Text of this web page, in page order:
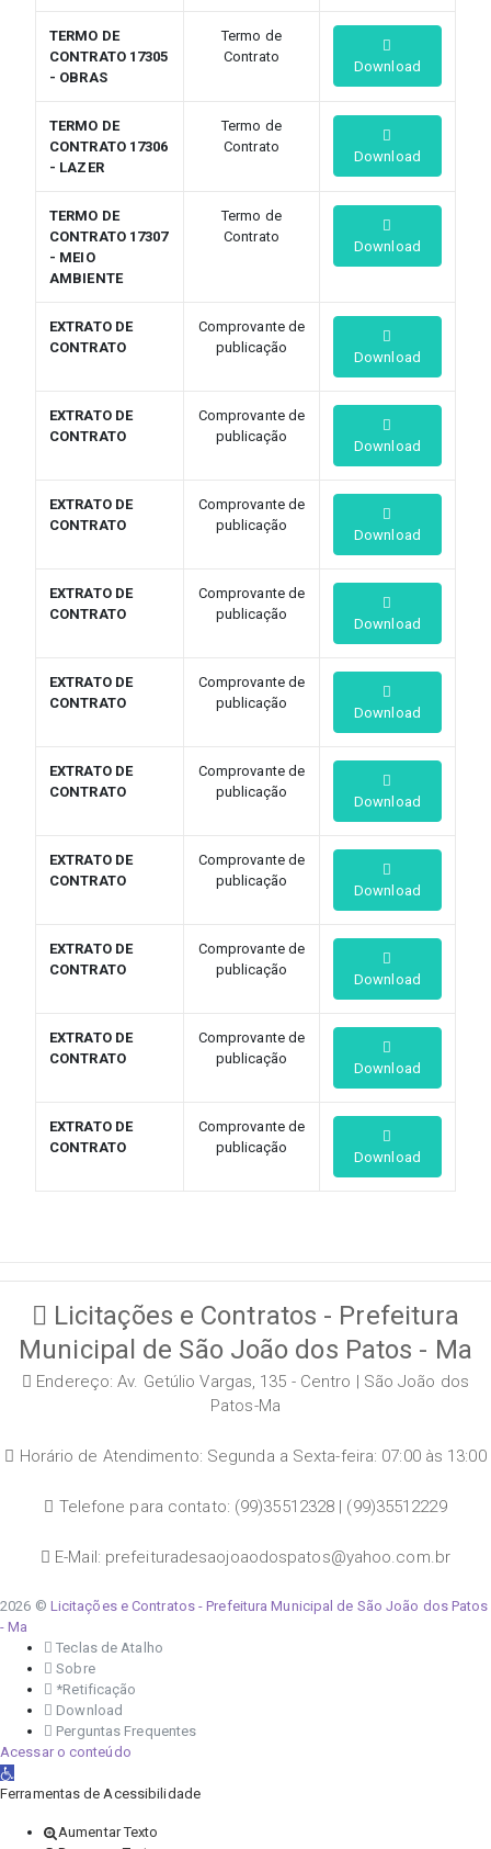
TERMO DE
CONTRATO 17305
- OBRAS
Termo de
Contrato
Download
TERMO DE
CONTRATO 17306
- LAZER
Termo de
Contrato
Download
TERMO DE
CONTRATO 17307
- MEIO
AMBIENTE
Termo de
Contrato
Download
EXTRATO DE
CONTRATO
Comprovante de
publicação
Download
EXTRATO DE
CONTRATO
Comprovante de
publicação
Download
EXTRATO DE
CONTRATO
Comprovante de
publicação
Download
EXTRATO DE
CONTRATO
Comprovante de
publicação
Download
EXTRATO DE
CONTRATO
Comprovante de
publicação
Download
EXTRATO DE
CONTRATO
Comprovante de
publicação
Download
EXTRATO DE
CONTRATO
Comprovante de
publicação
Download
EXTRATO DE
CONTRATO
Comprovante de
publicação
Download
EXTRATO DE
CONTRATO
Comprovante de
publicação
Download
EXTRATO DE
CONTRATO
Comprovante de
publicação
Download
Licitações e Contratos - Prefeitura
Municipal de São João dos Patos - Ma
Endereço: Av. Getúlio Vargas, 135 - Centro | São João dos
Patos-Ma
Horário de Atendimento: Segunda a Sexta-feira: 07:00 às 13:00
Telefone para contato: (99)35512328 | (99)35512229
E-Mail: prefeituradesaojoaodospatos@yahoo.com.br
2026 © Licitações e Contratos - Prefeitura Municipal de São João dos Patos
- Ma
Teclas de Atalho
Sobre
*Retificação
Download
Perguntas Frequentes
Acessar o conteúdo
Abrir a barra de ferramentas
Ferramentas de Acessibilidade
Aumentar Texto